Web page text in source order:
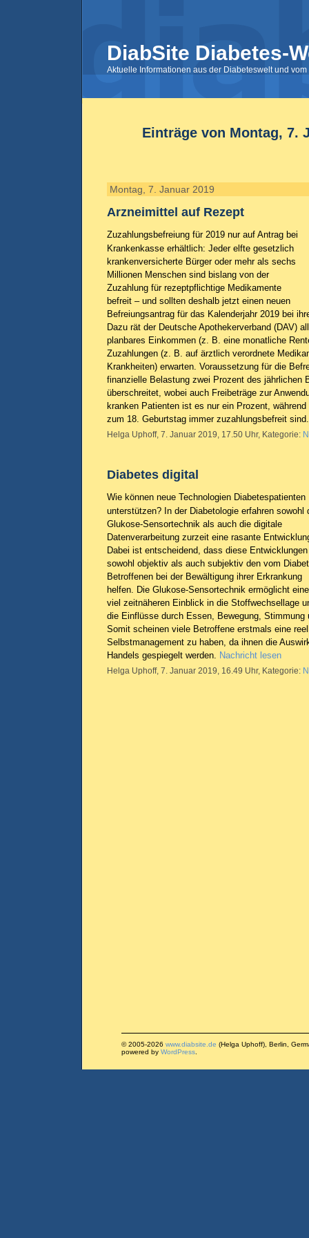
DiabSite Diabetes-
Aktuelle Informationen aus der Diabeteswelt und
Einträge von Montag, 7.
Montag, 7. Januar 2019
Arzneimittel auf Rezept
Zuzahlungsbefreiung für 2019 nur auf Antrag bei
Krankenkasse erhältlich: Jeder elfte gesetzlich
krankenversicherte Bürger oder mehr als sechs
Millionen Menschen sind bislang von der
Zuzahlung für rezeptpflichtige Medikamente
befreit – und sollten deshalb jetzt einen neuen
Befreiungsantrag für das Kalenderjahr 2019 bei
Dazu rät der Deutsche Apothekerverband (DAV)
planbares Einkommen (z. B. eine monatliche
Zuzahlungen (z. B. auf ärztlich verordnete
Krankheiten) erwarten. Voraussetzung für die
finanzielle Belastung zwei Prozent des jährlichen
überschreitet, wobei auch Freibeträge zur
kranken Patienten ist es nur ein Prozent,
zum 18. Geburtstag immer zuzahlungsbefreit
Helga Uphoff, 7. Januar 2019, 17.50 Uhr, Kategorie:
Diabetes digital
Wie können neue Technologien Diabetespatienten
unterstützen? In der Diabetologie erfahren sowohl
Glukose-Sensortechnik als auch die digitale
Datenverarbeitung zurzeit eine rasante
Dabei ist entscheidend, dass diese Entwicklungen
sowohl objektiv als auch subjektiv den vom
Betroffenen bei der Bewältigung ihrer Erkrankung
helfen. Die Glukose-Sensortechnik ermöglicht
viel zeitnäheren Einblick in die Stoffwechsellage
die Einflüsse durch Essen, Bewegung, Stimmung
Somit scheinen viele Betroffene erstmals eine
Selbstmanagement zu haben, da ihnen die
Handels gespiegelt werden. Nachricht lesen
Helga Uphoff, 7. Januar 2019, 16.49 Uhr, Kategorie:
© 2005-2026 www.diabsite.de (Helga Uphoff), Berlin,
powered by WordPress.